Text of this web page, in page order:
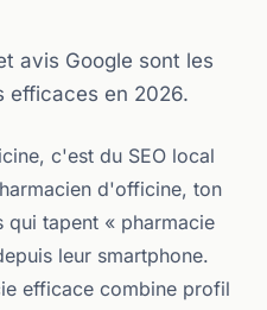
avis Google sont les
efficaces en 2026.
c'est du SEO local
d'officine, ton
tapent « pharmacie
leur smartphone.
efficace combine profil